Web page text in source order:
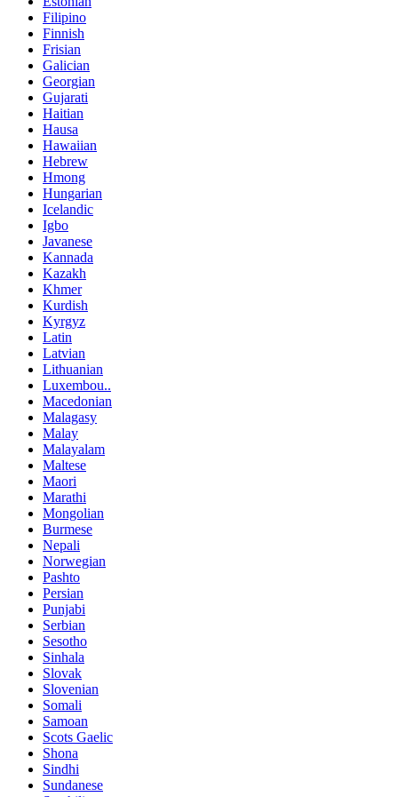
Filipino
Finnish
Frisian
Galician
Georgian
Gujarati
Haitian
Hausa
Hawaiian
Hebrew
Hmong
Hungarian
Icelandic
Igbo
Javanese
Kannada
Kazakh
Khmer
Kurdish
Kyrgyz
Latin
Latvian
Lithuanian
Luxembou..
Macedonian
Malagasy
Malay
Malayalam
Maltese
Maori
Marathi
Mongolian
Burmese
Nepali
Norwegian
Pashto
Persian
Punjabi
Serbian
Sesotho
Sinhala
Slovak
Slovenian
Somali
Samoan
Scots Gaelic
Shona
Sindhi
Sundanese